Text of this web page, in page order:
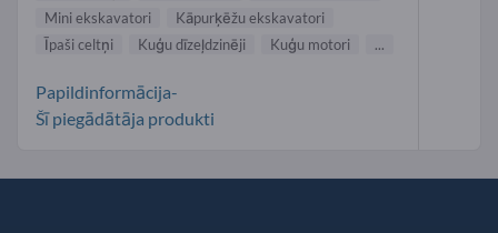
Mini ekskavatori
Kāpurķēžu ekskavatori
Īpaši celtņi
Kuģu dīzeļdzinēji Kuģu motori ...
Papildinformācija-
Šī piegādātāja produkti